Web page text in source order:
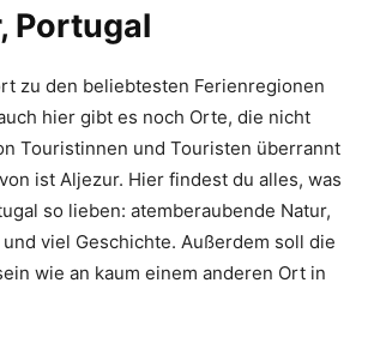
Portugal
zu den beliebtesten Ferienregionen
hier gibt es noch Orte, die nicht
Touristinnen und Touristen überrannt
ist Aljezur. Hier findest du alles, was
so lieben: atemberaubende Natur,
viel Geschichte. Außerdem soll die
wie an kaum einem anderen Ort in